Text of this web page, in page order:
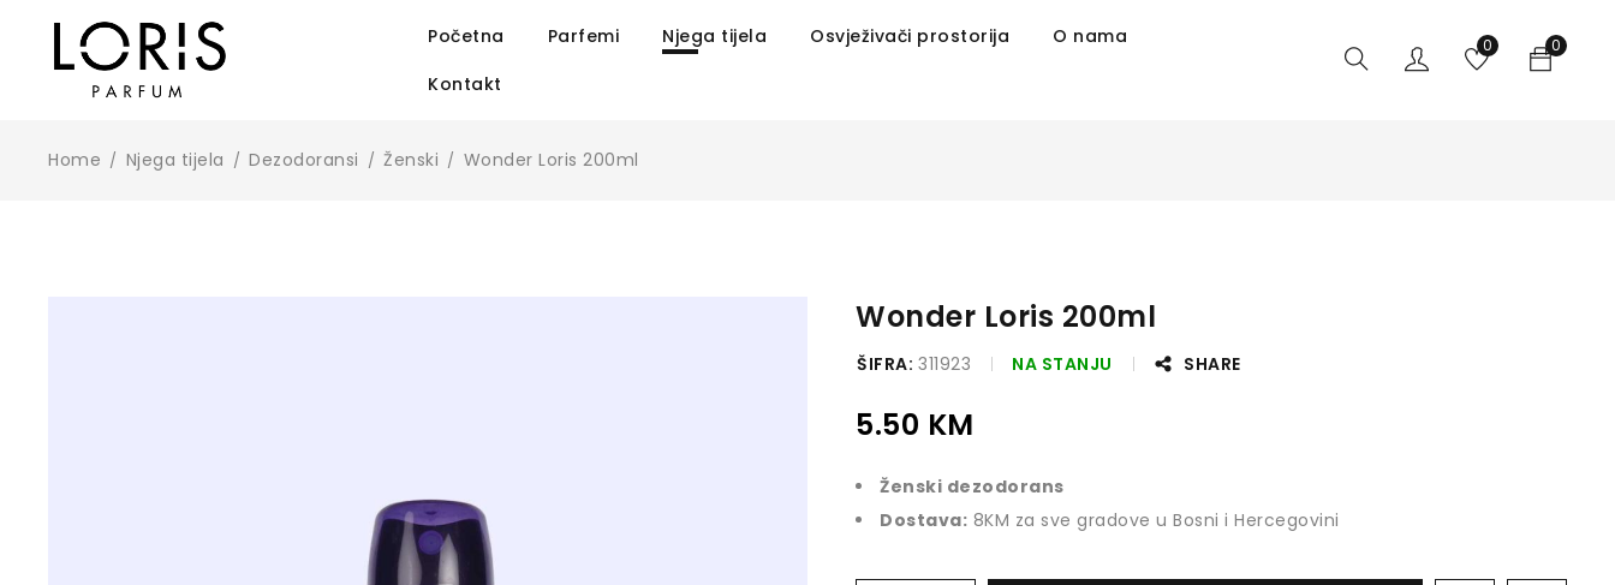
Početna Parfemi Njega tijela Osvježivači prostorija
O nama
Kontakt
0
0
Home / Njega tijela / Dezodoransi / Ženski / Wonder Loris 200ml
Wonder Loris 200ml
ŠIFRA: 311923 NA STANJU SHARE
5.50 KM
Ženski dezodorans
Dostava: 8KM za sve gradove u Bosni i Hercegovini